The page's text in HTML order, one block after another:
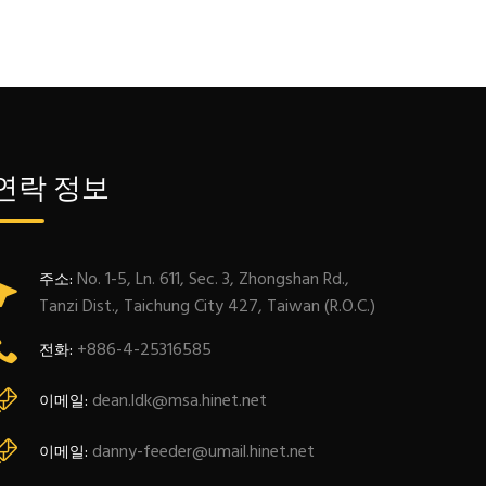
락 정보
주소: No. 1-5, Ln. 611, Sec. 3, Zhongshan Rd.,
Tanzi Dist., Taichung City 427, Taiwan (R.O.C.)
전화: +886-4-25316585
이메일: dean.ldk@msa.hinet.net
이메일: danny-feeder@umail.hinet.net